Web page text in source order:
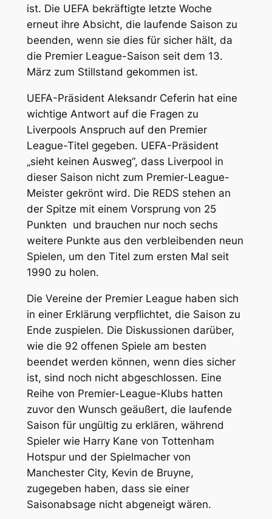
ist. Die UEFA bekräftigte letzte Woche
erneut ihre Absicht, die laufende Saison zu
beenden, wenn sie dies für sicher hält, da
die Premier League-Saison seit dem 13.
März zum Stillstand gekommen ist.
UEFA-Präsident Aleksandr Ceferin hat eine
wichtige Antwort auf die Fragen zu
Liverpools Anspruch auf den Premier
League-Titel gegeben. UEFA-Präsident
„sieht keinen Ausweg“, dass Liverpool in
dieser Saison nicht zum Premier-League-
Meister gekrönt wird. Die REDS stehen an
der Spitze mit einem Vorsprung von 25
Punkten und brauchen nur noch sechs
weitere Punkte aus den verbleibenden neun
Spielen, um den Titel zum ersten Mal seit
1990 zu holen.
Die Vereine der Premier League haben sich
in einer Erklärung verpflichtet, die Saison zu
Ende zuspielen. Die Diskussionen darüber,
wie die 92 offenen Spiele am besten
beendet werden können, wenn dies sicher
ist, sind noch nicht abgeschlossen. Eine
Reihe von Premier-League-Klubs hatten
zuvor den Wunsch geäußert, die laufende
Saison für ungültig zu erklären, während
Spieler wie Harry Kane von Tottenham
Hotspur und der Spielmacher von
Manchester City, Kevin de Bruyne,
zugegeben haben, dass sie einer
Saisonabsage nicht abgeneigt wären.